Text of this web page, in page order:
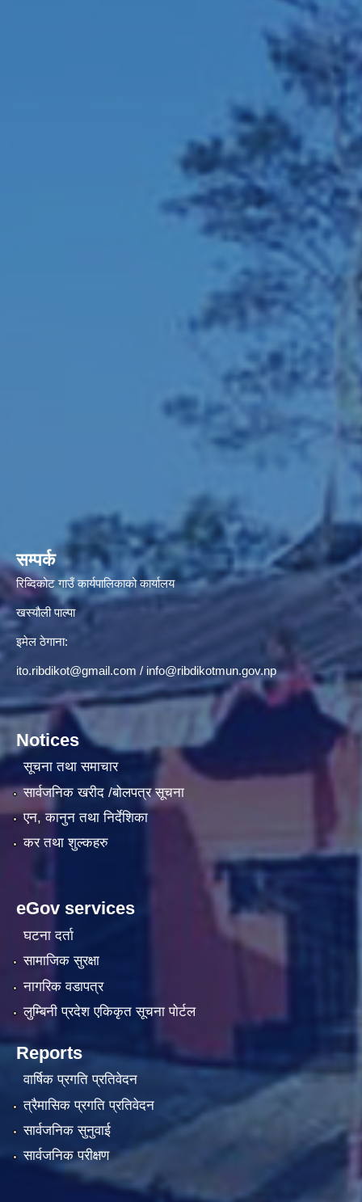
सम्पर्क
रिब्दिकोट गाउँ कार्यपालिकाको कार्यालय
खस्यौली पाल्पा
इमेल ठेगाना:
ito.ribdikot@gmail.com / info@ribdikotmun.gov.np
Notices
सूचना तथा समाचार
सार्वजनिक खरीद /बोलपत्र सूचना
एन, कानुन तथा निर्देशिका
कर तथा शुल्कहरु
eGov services
घटना दर्ता
सामाजिक सुरक्षा
नागरिक वडापत्र
लुम्बिनी प्रदेश एकिकृत सूचना पाेर्टल
Reports
वार्षिक प्रगति प्रतिवेदन
त्रैमासिक प्रगति प्रतिवेदन
सार्वजनिक सुनुवाई
सार्वजनिक परीक्षण